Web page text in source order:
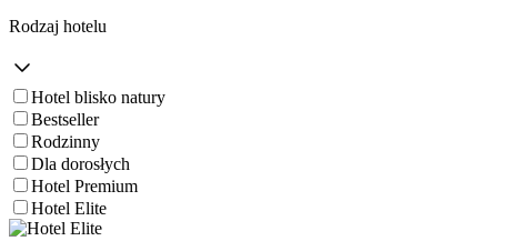
Rodzaj hotelu
Hotel blisko natury
Bestseller
Rodzinny
Dla dorosłych
Hotel Premium
Hotel Elite